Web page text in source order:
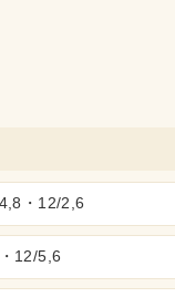
・12/2,6
12/5,6